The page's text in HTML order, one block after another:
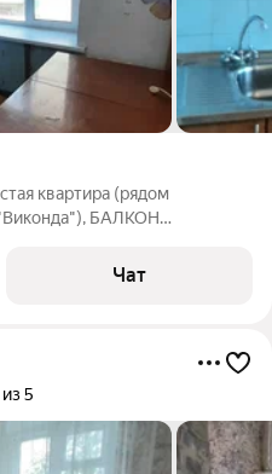
квартира (рядом
БАЛКОН
ТОЛЬКО КОРПУСНАЯ,
ДЛЯ СТИРАЛЬНОЙ
Чат
5